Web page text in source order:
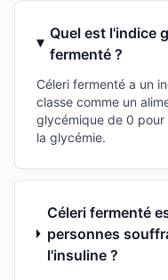
Quel est l'indice
fermenté ?
Céleri fermenté a un
classe comme un
glycémique de 0 pour
la glycémie.
Céleri fermenté
personnes
l'insuline ?